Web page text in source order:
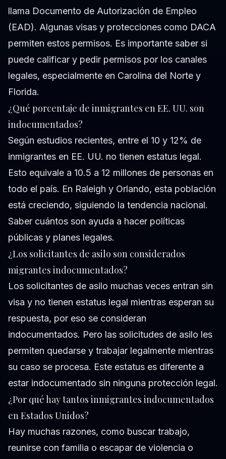
llama Documento de Autorización de Empleo
(EAD). Algunas visas y protecciones como DACA
permiten estos permisos. Es importante saber si
puede calificar y pedir permisos por los canales
legales, especialmente en Carolina del Norte y
Florida.
¿Qué porcentaje de inmigrantes en EE. UU. son
indocumentados?
Según estudios recientes, entre el 10 y 12% de
inmigrantes en EE. UU. no tienen estatus legal.
Esto equivale a 10.5 a 12 millones de personas en
todo el país. En Raleigh y Orlando, esta población
está creciendo, siguiendo la tendencia nacional.
Saber cuántos son ayuda a hacer políticas
públicas y planes legales.
¿Los solicitantes de asilo son considerados
migrantes indocumentados?
Los solicitantes de asilo muchas veces entran sin
visa y no tienen estatus legal mientras esperan su
respuesta, por eso se consideran
indocumentados. Pero las solicitudes de asilo les
permiten quedarse y trabajar legalmente mientras
su caso se procesa. Este estatus es diferente a
estar indocumentado sin ninguna protección legal.
¿Por qué hay tantos inmigrantes indocumentados
en Estados Unidos?
Hay muchas razones, como buscar trabajo,
reunirse con familia o escapar de violencia o